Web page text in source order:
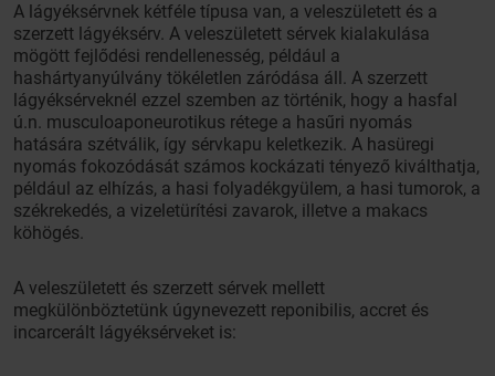
A lágyéksérvnek kétféle típusa van, a veleszületett és a
szerzett lágyéksérv. A veleszületett sérvek kialakulása
mögött fejlődési rendellenesség, például a
hashártyanyúlvány tökéletlen záródása áll. A szerzett
lágyéksérveknél ezzel szemben az történik, hogy a hasfal
ú.n. musculoaponeurotikus rétege a hasűri nyomás
hatására szétválik, így sérvkapu keletkezik. A hasüregi
nyomás fokozódását számos kockázati tényező kiválthatja,
például az elhízás, a hasi folyadékgyülem, a hasi tumorok, a
székrekedés, a vizeletürítési zavarok, illetve a makacs
köhögés.
A veleszületett és szerzett sérvek mellett
megkülönböztetünk úgynevezett reponibilis, accret és
incarcerált lágyéksérveket is: